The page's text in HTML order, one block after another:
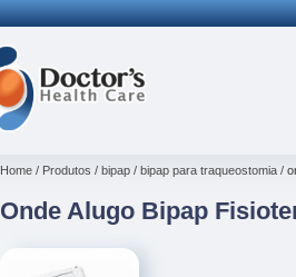
Home Produtos bipap bipap para traqueostomia
Onde Alugo Bipap